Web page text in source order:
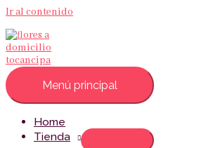
Ir al contenido
Menú principal
Home
Tienda